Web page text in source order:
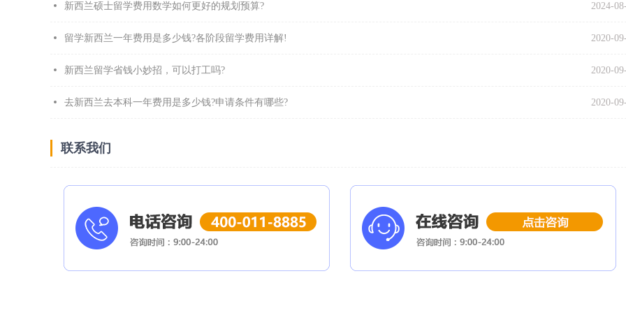
新西兰硕士留学费用数学如何更好的规划预算? 2024-
留学新西兰一年费用是多少钱?各阶段留学费用详解! 2020-
新西兰留学省钱小妙招，可以打工吗? 2020-
去新西兰去本科一年费用是多少钱?申请条件有哪些? 2020-
联系我们